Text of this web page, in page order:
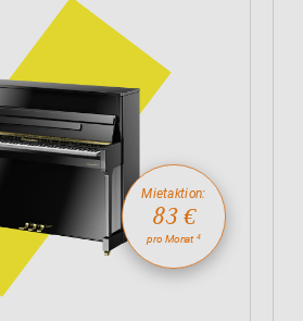
Mietaktion:
83 €
pro Monat 4